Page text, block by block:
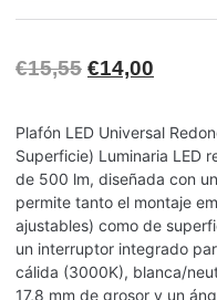
€15,55 €14,00
Plafón LED Universal
Superficie) Luminaria LED
de 500 lm, diseñada con
permite tanto el montaje
ajustables) como de
un interruptor integrado
cálida (3000K), blanca/
17,8 mm de grosor y un